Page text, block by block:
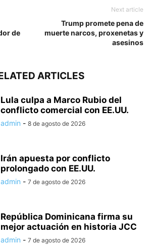
de
Next article
Trump promete pena de
muerte narcos, proxenetas y
asesinos
ARTICLES
Lula culpa a Marco Rubio del
conflicto comercial con EE.UU.
admin - 8 de agosto de 2026
Irán apuesta por conflicto
prolongado con EE.UU.
admin - 7 de agosto de 2026
República Dominicana firma su
mejor actuación en historia JCC
admin - 7 de agosto de 2026